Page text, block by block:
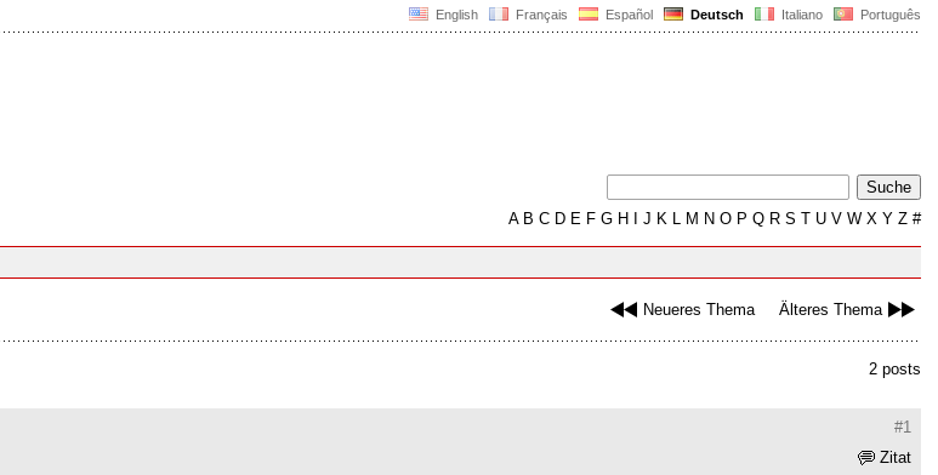
English Français Español Deutsch Italiano Português
AB C D E F G H J K L M N O P Q R S T U V W X Y Z #
Neueres Thema Älteres Thema
2 posts
#1
Zitat